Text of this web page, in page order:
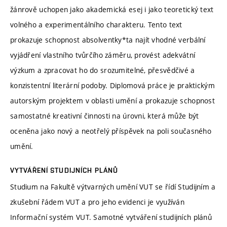
žánrově uchopen jako akademická esej i jako teoretický text
volného a experimentálního charakteru. Tento text
prokazuje schopnost absolventky*ta najít vhodné verbální
vyjádření vlastního tvůrčího záměru, provést adekvátní
výzkum a zpracovat ho do srozumitelné, přesvědčivé a
konzistentní literární podoby. Diplomová práce je praktickým
autorským projektem v oblasti umění a prokazuje schopnost
samostatné kreativní činnosti na úrovni, která může být
oceněna jako nový a neotřelý příspěvek na poli současného
umění.
VYTVÁŘENÍ STUDIJNÍCH PLÁNŮ
Studium na Fakultě výtvarných umění VUT se řídí Studijním a
zkušební řádem VUT a pro jeho evidenci je využíván
Informační systém VUT. Samotné vytváření studijních plánů